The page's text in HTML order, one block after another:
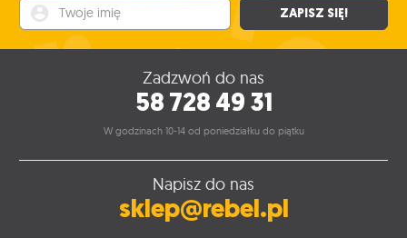
ZAPISZ SIĘ!
Zadzwoń do nas
58 728 49 31
W godzinach 10-14 od poniedziałku do piątku
Napisz do nas
sklep@rebel.pl